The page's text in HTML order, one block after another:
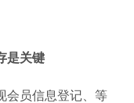
是关键
会员信息登记、等